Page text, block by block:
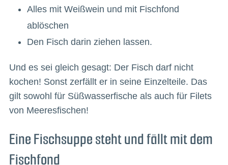
Alles mit Weißwein und mit Fischfond
ablöschen
Den Fisch darin ziehen lassen.
Und es sei gleich gesagt: Der Fisch darf nicht
kochen! Sonst zerfällt er in seine Einzelteile. Das
gilt sowohl für Süßwasserfische als auch für Filets
von Meeresfischen!
Eine Fischsuppe steht und fällt mit dem
Fischfond